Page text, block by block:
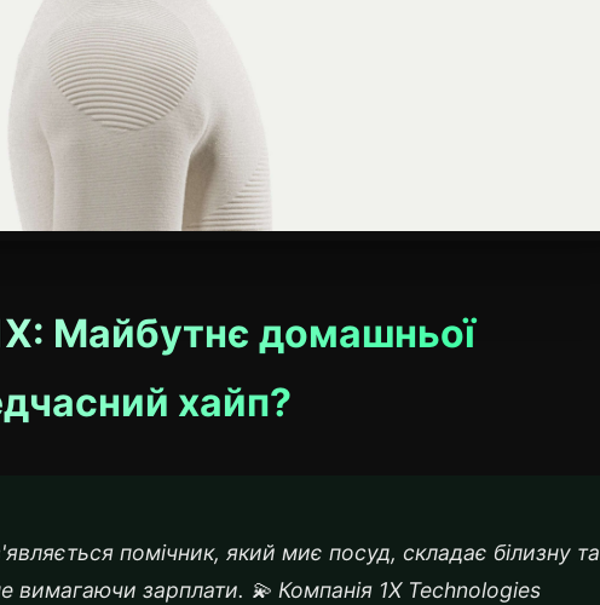
Майбутнє домашньої
хайп?
помічник, який миє посуд, складає білизну та
вимагаючи зарплати. 💫 Компанія 1X Technologies